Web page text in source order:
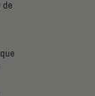
de
que